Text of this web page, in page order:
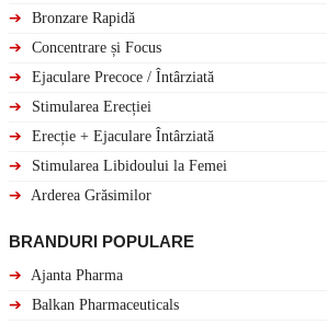
➔
Bronzare Rapidă
➔
Concentrare și Focus
➔
Ejaculare Precoce / Întârziată
➔
Stimularea Erecției
➔
Erecție + Ejaculare Întârziată
➔
Stimularea Libidoului la Femei
➔
Arderea Grăsimilor
BRANDURI POPULARE
➔
Ajanta Pharma
➔
Balkan Pharmaceuticals